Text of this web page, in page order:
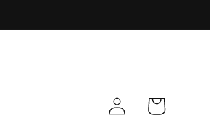
Fazer
login
Carrinho